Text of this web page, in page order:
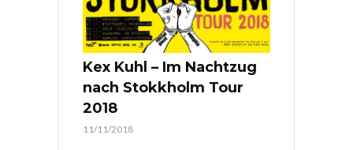
Kex Kuhl – Im Nachtzug
nach Stokkholm Tour
2018
11/11/2018